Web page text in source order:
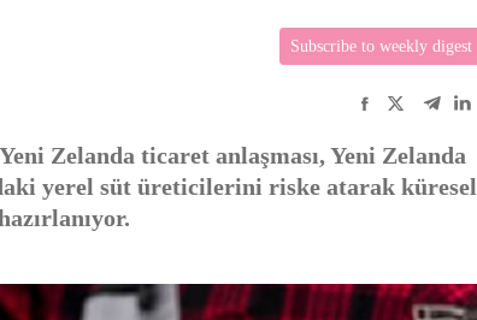
Subscribe to weekly digest
Zelanda ticaret anlaşması, Yeni Zelanda
yerel süt üreticilerini riske atarak küresel